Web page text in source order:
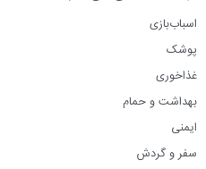
اسباب‌بازی
پوشک
غذاخوری
بهداشت و حمام
ایمنی
سفر و گردش